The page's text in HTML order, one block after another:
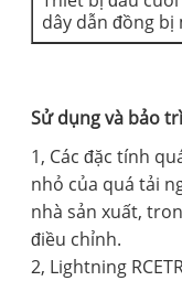
dây dẫn đồng bị
Sử dụng và bảo trì
1, Các đặc tính
nhỏ của quá tải
nhà sản xuất,
điều chỉnh.
2, Lightning